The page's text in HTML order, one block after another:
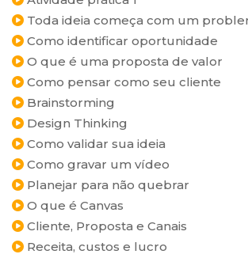
Toda ideia começa com um
Como identificar oportunidade
O que é uma proposta de valor
Como pensar como seu cliente
Brainstorming
Design Thinking
Como validar sua ideia
Como gravar um vídeo
Planejar para não quebrar
O que é Canvas
Cliente, Proposta e Canais
Receita, custos e lucro